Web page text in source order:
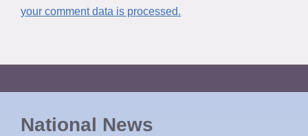
your comment data is processed.
National News